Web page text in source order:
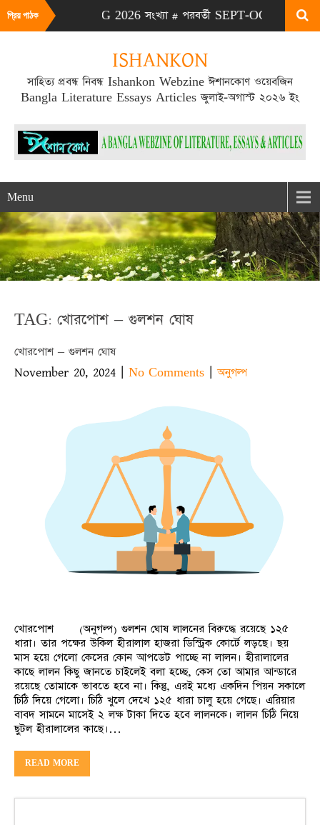
প্রিয় পাঠক
# এটা JULY-AUG 2026 সংখ্যা # পরবর্তী SEPT-OCT 2026
ISHANKON
সাহিত্য প্রবন্ধ নিবন্ধ Ishankon Webzine ঈশানকোণ ওয়েবজিন
Bangla Literature Essays Articles জুলাই-অগাস্ট ২০২৬ ইং
Menu
TAG: খোরপোশ – গুলশন ঘোষ
খোরপোশ – গুলশন ঘোষ
November 20, 2024 | No Comments |অনুগল্প
খোরপোশ (অনুগল্প) গুলশন ঘোষ লালনের বিরুদ্ধে রয়েছে ১২৫
ধারা। তার পক্ষের উকিল হীরালাল হাজরা ডিস্ট্রিক কোর্টে লড়ছে। ছয়
মাস হয়ে গেলো কেসের কোন আপডেট পাচ্ছে না লালন। হীরালালের
কাছে লালন কিছু জানতে চাইলেই বলা হচ্ছে, কেস তো আমার আন্ডারে
রয়েছে তোমাকে ভাবতে হবে না। কিন্তু, এরই মধ্যে একদিন পিয়ন সকালে
চিঠি দিয়ে গেলো। চিঠি খুলে দেখে ১২৫ ধারা চালু হয়ে গেছে। এরিয়ার
বাবদ সামনে মাসেই ২ লক্ষ টাকা দিতে হবে লালনকে। লালন চিঠি নিয়ে
ছুটল হীরালালের কাছে।…
READ MORE